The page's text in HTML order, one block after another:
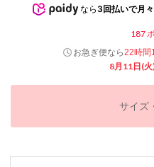
なら 3回払いで月
187
お急ぎ便なら22時間
8月11日(
サイズ